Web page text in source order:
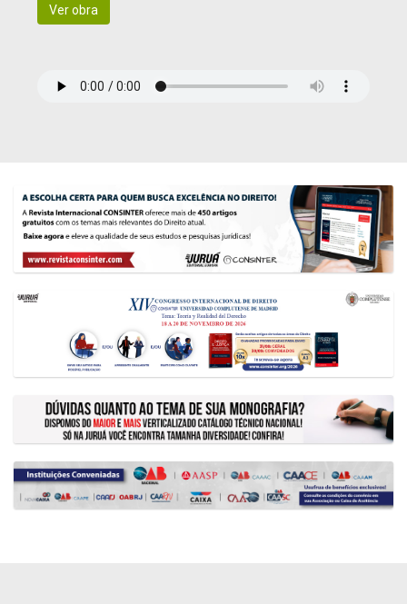
Ver obra